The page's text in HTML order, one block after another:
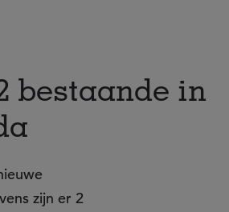
bestaande in
zijn er 2